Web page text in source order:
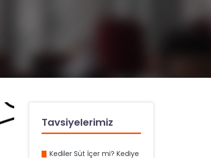
Tavsiyelerimiz
Kediler Süt İçer mi? Kediye